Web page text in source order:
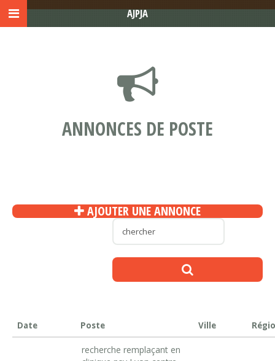
ANNONCES DE POSTE
AJOUTER UNE ANNONCE
Date Poste Ville
recherche remplaçant en
AJPJA